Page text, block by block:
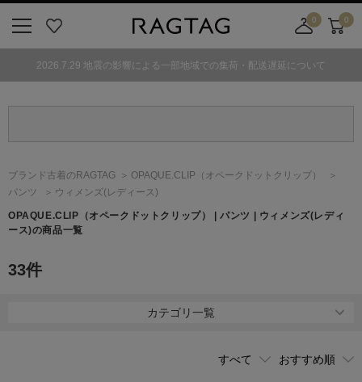
気
0
舗
カ
ト
0
2026.7.29 地震の影響による一部地域での集荷・配送遅延について
ブランド古着のRAGTAG OPAQUE.CLIP （オペークドットクリップ）
パンツ
ウィメンズ(レディース)
OPAQUE.CLIP （オペークドットクリップ）
| パンツ | ウィメンズ(レディ
ース)の商品一覧
33件
カテゴリ一覧